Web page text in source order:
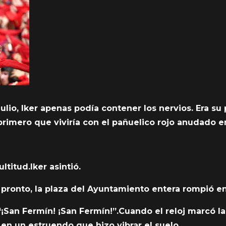
Iker apenas podía contener los nervios. Era su
que viviría con el pañuelico rojo anudado
asintió.
la plaza del Ayuntamiento entera rompió
Fermín! ¡San Fermín!”.Cuando el reloj marcó